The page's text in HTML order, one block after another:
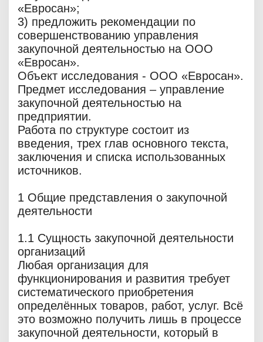
«Евросан»;
3) предложить рекомендации по
совершенствованию управления
закупочной деятельностью на ООО
«Евросан».
Объект исследования - ООО «Евросан».
Предмет исследования – управление
закупочной деятельностью на
предприятии.
Работа по структуре состоит из
введения, трех глав основного текста,
заключения и списка использованных
источников.
1 Общие представления о закупочной
деятельности
1.1 Сущность закупочной деятельности
организаций
Любая организация для
функционирования и развития требует
систематического приобретения
определённых товаров, работ, услуг. Всё
это возможно получить лишь в процессе
закупочной деятельности, который в